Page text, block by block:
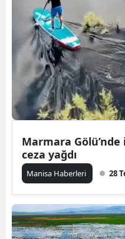
Marmara
ceza yağdı
Manisa Haberleri 28